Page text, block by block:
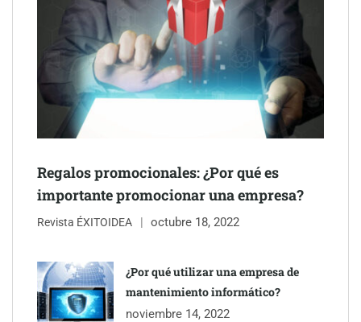
inmobiliarios: hasta 82% de ahorro por cobro
Gestoría Online reduce a unas horas el alta de autónomo
Regalos promocionales: ¿Por qué es
importante promocionar una empresa?
Revista ÉXITOIDEA octubre 18, 2022
¿Por qué utilizar una empresa de
mantenimiento informático?
noviembre 14, 2022